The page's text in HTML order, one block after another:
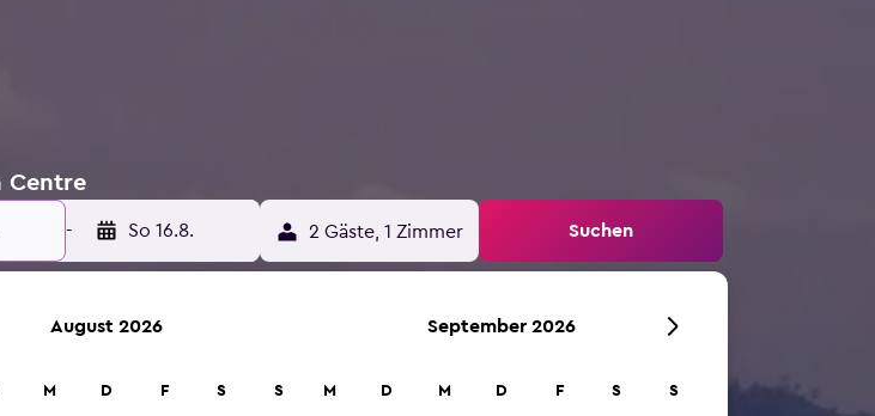
Centre
- So 16.8. 2 Gäste, 1 Zimmer Suchen
August 2026
M D F S S
September 2026
M D M D F S S